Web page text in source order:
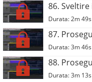
86.
Durata: 2m 49s
87.
Durata: 3m 46s
88.
Durata: 3m 13s